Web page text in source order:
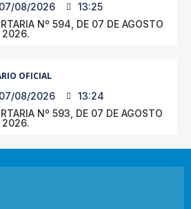
07/08/2026
13:25
Nº 594, DE 07 DE AGOSTO
2026.
OFICIAL
07/08/2026
13:24
Nº 593, DE 07 DE AGOSTO
2026.